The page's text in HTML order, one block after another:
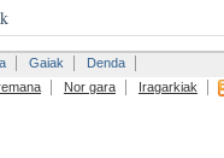
Gaiak
Denda
Nor gara Iragarkiak